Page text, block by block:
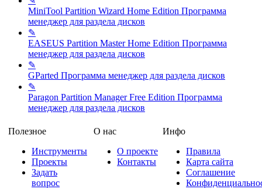
MiniTool Partition Wizard Home Edition Программа
менеджер для раздела дисков
✎
EASEUS Partition Master Home Edition Программа
менеджер для раздела дисков
✎
GParted Программа менеджер для раздела дисков
✎
Paragon Partition Manager Free Edition Программа
менеджер для раздела дисков
Полезное
Инструменты
Проекты
Задать
вопрос
О нас
О проекте
Контакты
Инфо
Правила
Карта сайта
Соглашение